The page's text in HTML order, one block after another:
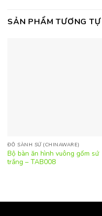
SẢN PHẨM TƯƠNG TỰ
ĐỒ SÀNH SỨ (CHINAWARE)
Bộ bàn ăn hình vuông gốm sứ
trắng – TAB008